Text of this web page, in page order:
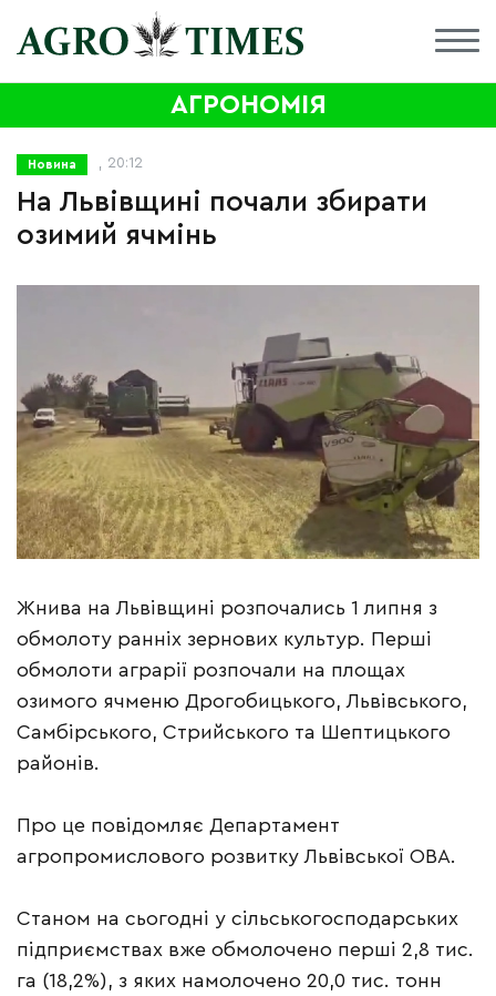
АГРОНОМІЯ
Новина , 20:12
На Львівщині почали збирати
озимий ячмінь
Жнива на Львівщині розпочались 1 липня з
обмолоту ранніх зернових культур. Перші
обмолоти аграрії розпочали на площах
озимого ячменю Дрогобицького, Львівського,
Самбірського, Стрийського та Шептицького
районів.
Про це повідомляє Департамент
агропромислового розвитку Львівської ОВА.
Станом на сьогодні у сільськогосподарських
підприємствах вже обмолочено перші 2,8 тис.
га (18,2%), з яких намолочено 20,0 тис. тонн